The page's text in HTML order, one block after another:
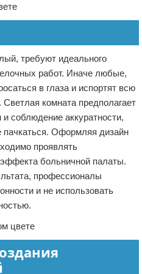
требуют идеального
работ. Иначе любые,
в глаза и испортят всю
комната предполагает
соблюдение аккуратности,
пачкаться. Оформляя дизайн
проявлять
больничной палаты.
профессионалы
и не использовать